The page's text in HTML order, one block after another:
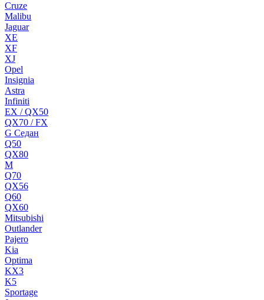
Cruze
Malibu
Jaguar
XE
XF
XJ
Opel
Insignia
Astra
Infiniti
EX / QX50
QX70 / FX
G Cедан
Q50
QX80
M
Q70
QX56
Q60
QX60
Mitsubishi
Outlander
Pajero
Kia
Optima
KX3
K5
Sportage